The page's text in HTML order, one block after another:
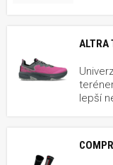
ALTRA
lepší